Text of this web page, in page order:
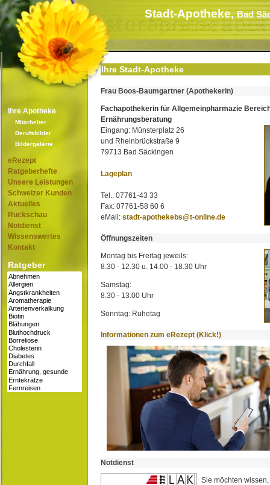
Stadt-Apotheke,Bad
Ihre Apotheke
Mitarbeiter
Berufsbilder
Bildergalerie
eRezept
Ratgeberhefte
Unsere Leistungen
Schweizer Kunden
Aktuelles
Rückschau
Notdienst
Wissenswertes
Kontakt
Ratgeber
Ihre Stadt-Apotheke
Frau Boos-Baumgartner (Apothekerin)
Fachapothekerin für Allgemeinpharmazie
Ernährungsberatung
Eingang: Münsterplatz 26
und Rheinbrückstraße 9
79713 Bad Säckingen
Lageplan
Tel.: 07761-43 33
Fax: 07761-58 60 6
eMail: stadt-apothekebs@t-online.de
Öffnungszeiten
Montag bis Freitag jeweils:
8.30 - 12.30 u. 14.00 - 18.30 Uhr
Samstag:
8.30 - 13.00 Uhr
Sonntag: Ruhetag
Informationen zum eRezept (Klick!)
Notdienst
Sie möchten